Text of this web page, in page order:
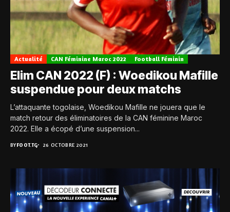
Actualité CAN Féminine Maroc 2022 Football Féminin
Elim CAN 2022 (F) : Woedikou Mafille
suspendue pour deux matchs
L’attaquante togolaise, Woedikou Mafille ne jouera que le
match retour des éliminatoires de la CAN féminine Maroc
2022. Elle a écopé d’une suspension...
BYFOOT.TG 26 OCTOBRE 2021